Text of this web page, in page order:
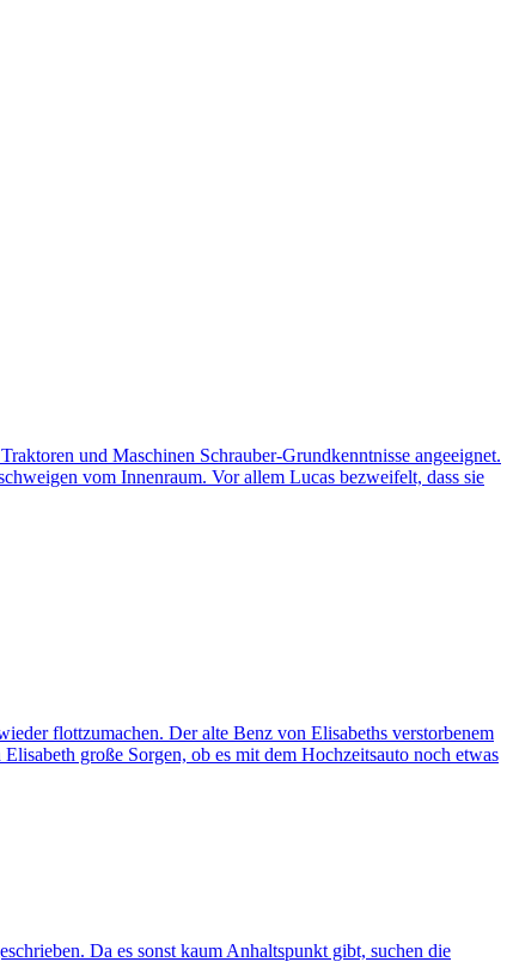
und Maschinen Schrauber-Grundkenntnisse angeeignet.
vom Innenraum. Vor allem Lucas bezweifelt, dass sie
flottzumachen. Der alte Benz von Elisabeths verstorbenem
große Sorgen, ob es mit dem Hochzeitsauto noch etwas
Da es sonst kaum Anhaltspunkt gibt, suchen die